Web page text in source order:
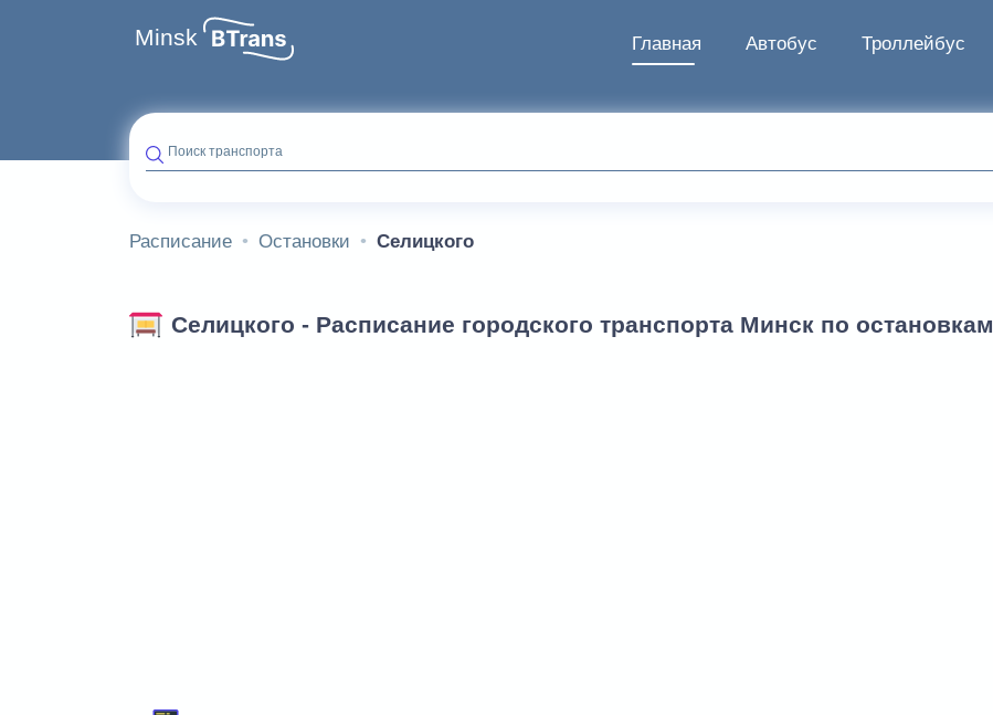
Minsk Главная Автобус Троллейбус
Поиск транспорта
Расписание Остановки Селицкого
Селицкого - Расписание городского транспорта Минск по остановкам